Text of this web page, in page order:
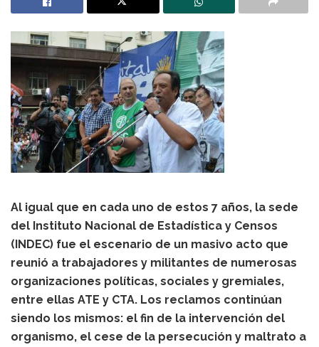
Al igual que en cada uno de estos 7 años, la sede
del Instituto Nacional de Estadística y Censos
(INDEC) fue el escenario de un masivo acto que
reunió a trabajadores y militantes de numerosas
organizaciones políticas, sociales y gremiales,
entre ellas ATE y CTA. Los reclamos continúan
siendo los mismos: el fin de la intervención del
organismo, el cese de la persecución y maltrato a